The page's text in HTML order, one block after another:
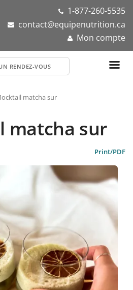
1-877-260-5535
contact@equipenutrition.ca
Mon compte
RENDEZ-VOUS
matcha sur
matcha sur
Print/PDF